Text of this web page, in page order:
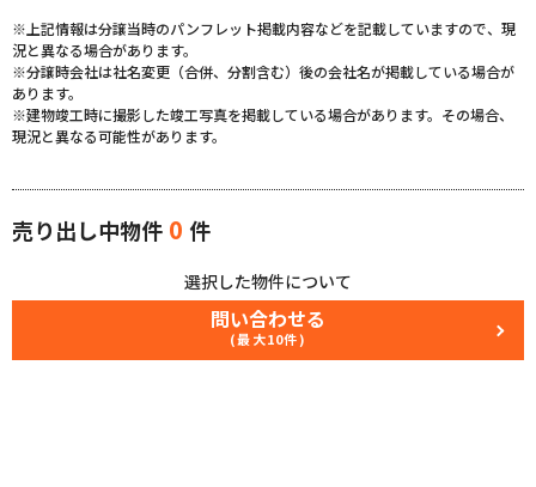
※上記情報は分譲当時のパンフレット掲載内容などを記載していますので、現
況と異なる場合があります。
※分譲時会社は社名変更（合併、分割含む）後の会社名が掲載している場合が
あります。
※建物竣工時に撮影した竣工写真を掲載している場合があります。その場合、
現況と異なる可能性があります。
売り出し中物件 0 件
選択した物件について
問い合わせる
(最大10件)